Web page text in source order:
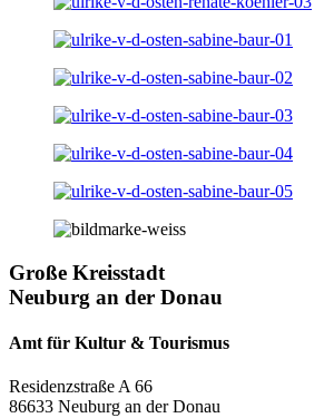
Große Kreisstadt
Neuburg an der Donau
Amt für Kultur & Tourismus
Residenzstraße A 66
86633 Neuburg an der Donau